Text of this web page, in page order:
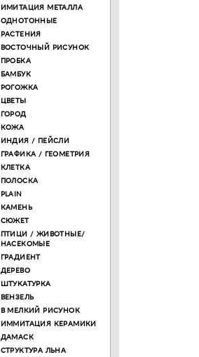
ИМИТАЦИЯ МЕТАЛЛА
ОДНОТОННЫЕ
РАСТЕНИЯ
ВОСТОЧНЫЙ РИСУНОК
ПРОБКА
БАМБУК
РОГОЖКА
ЦВЕТЫ
ГОРОД
КОЖА
ИНДИЯ / ПЕЙСЛИ
ГРАФИКА / ГЕОМЕТРИЯ
КЛЕТКА
ПОЛОСКА
PLAIN
КАМЕНЬ
СЮЖЕТ
ПТИЦИ / ЖИВОТНЫЕ/
НАСЕКОМЫЕ
ГРАДИЕНТ
ДЕРЕВО
ШТУКАТУРКА
ВЕНЗЕЛЬ
В МЕЛКИЙ РИСУНОК
ИММИТАЦИЯ КЕРАМИКИ
ДАМАСК
СТРУКТУРА ЛЬНА